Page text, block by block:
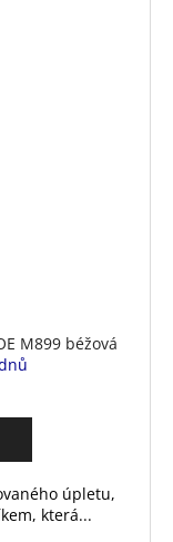
M899 béžová
úpletu,
která...